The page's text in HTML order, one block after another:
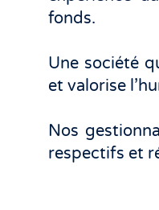
fonds.
Une société
et valorise
Nos
respectifs et